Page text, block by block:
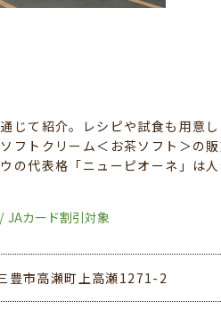
じて紹介。レシピや試食も用意
フトクリーム＜お茶ソフト＞の
の代表格「ニューピオーネ」は
JAカード割引対象
豊市高瀬町上高瀬1271-2